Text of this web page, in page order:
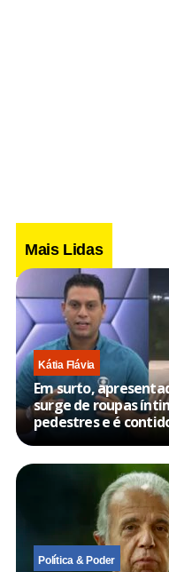
Mais Lidas
Kátia Flávia
Em surto,
surge de roupas
pedestres e é
Política & Poder